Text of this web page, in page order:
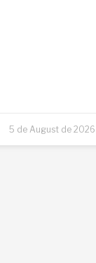
5 de August de 2026